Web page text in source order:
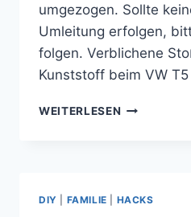
umgezogen. Sollte
Umleitung erfolgen,
folgen. Verblichene
Kunststoff beim VW
WEITERLESEN
DIY FAMILIE HACKS